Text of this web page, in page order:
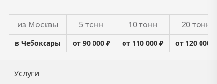
из Москвы 5 тонн 10 тонн 20 тонн
в Чебоксары от 90 000 ₽ от 110 000 ₽ от 120 000 ₽
Услуги